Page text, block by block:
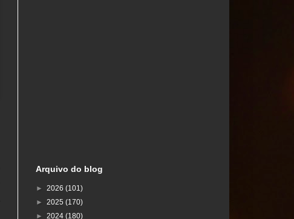
Arquivo do blog
► 2026 (101)
► 2025 (170)
► 2024 (180)